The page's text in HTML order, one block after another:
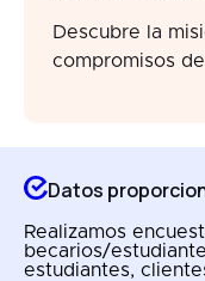
Descubre la
compromisos
Datos
Realizamos
becarios/
estudiantes,